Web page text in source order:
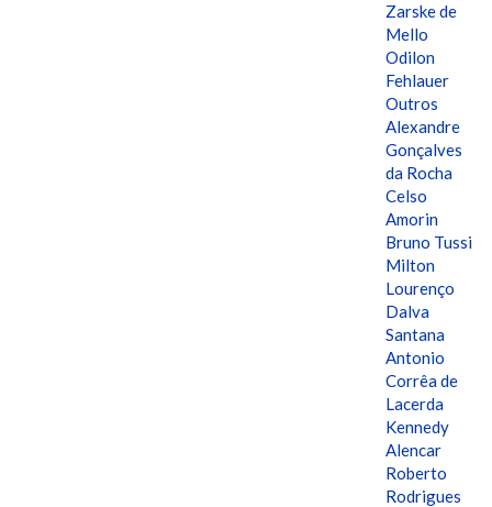
Zarske de
Mello
Odilon
Fehlauer
Outros
Alexandre
Gonçalves
da Rocha
Celso
Amorin
Bruno Tussi
Milton
Lourenço
Dalva
Santana
Antonio
Corrêa de
Lacerda
Kennedy
Alencar
Roberto
Rodrigues